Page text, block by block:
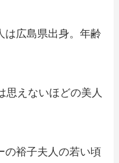
は広島県出身。年齢
思えないほどの美人
の裕子夫人の若い頃